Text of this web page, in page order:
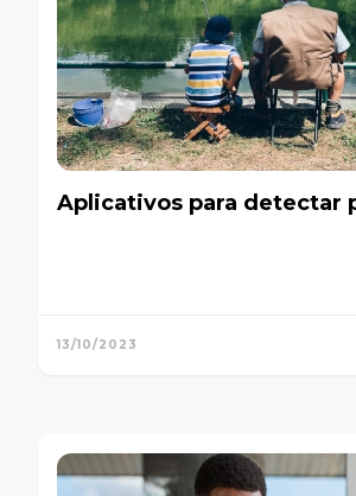
Aplicativos para detectar
13/10/2023